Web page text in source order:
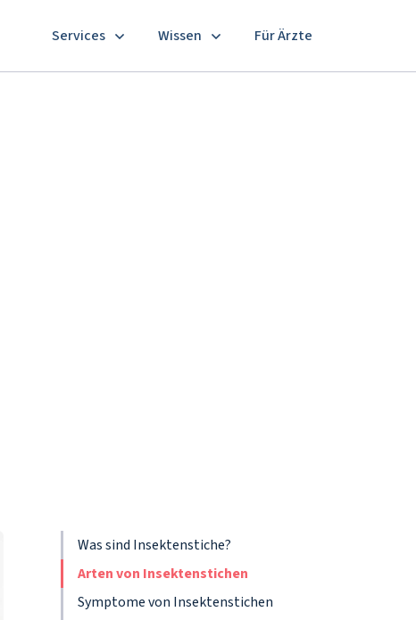
Services Wissen Für Ärzte
Was sind Insektenstiche?
Arten von Insektenstichen
Symptome von Insektenstichen